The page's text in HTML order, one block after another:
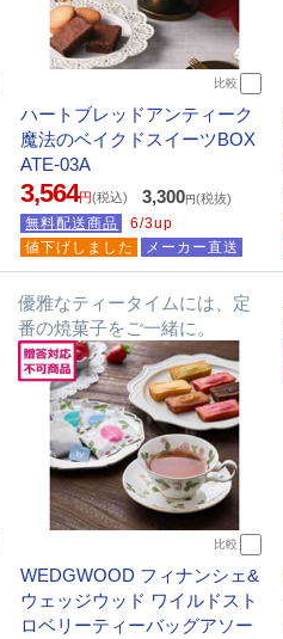
比較
ハートブレッドアンティーク
魔法のベイクドスイーツBOX
ATE-03A
3,564円(税込) 3,300円(税抜)
無料配送商品
6/3up
値下げしました
メーカー直送
優雅なティータイムには、定
番の焼菓子をご一緒に。
比較
WEDGWOOD フィナンシェ&
ウェッジウッド ワイルドスト
ロベリーティーバッグアソー